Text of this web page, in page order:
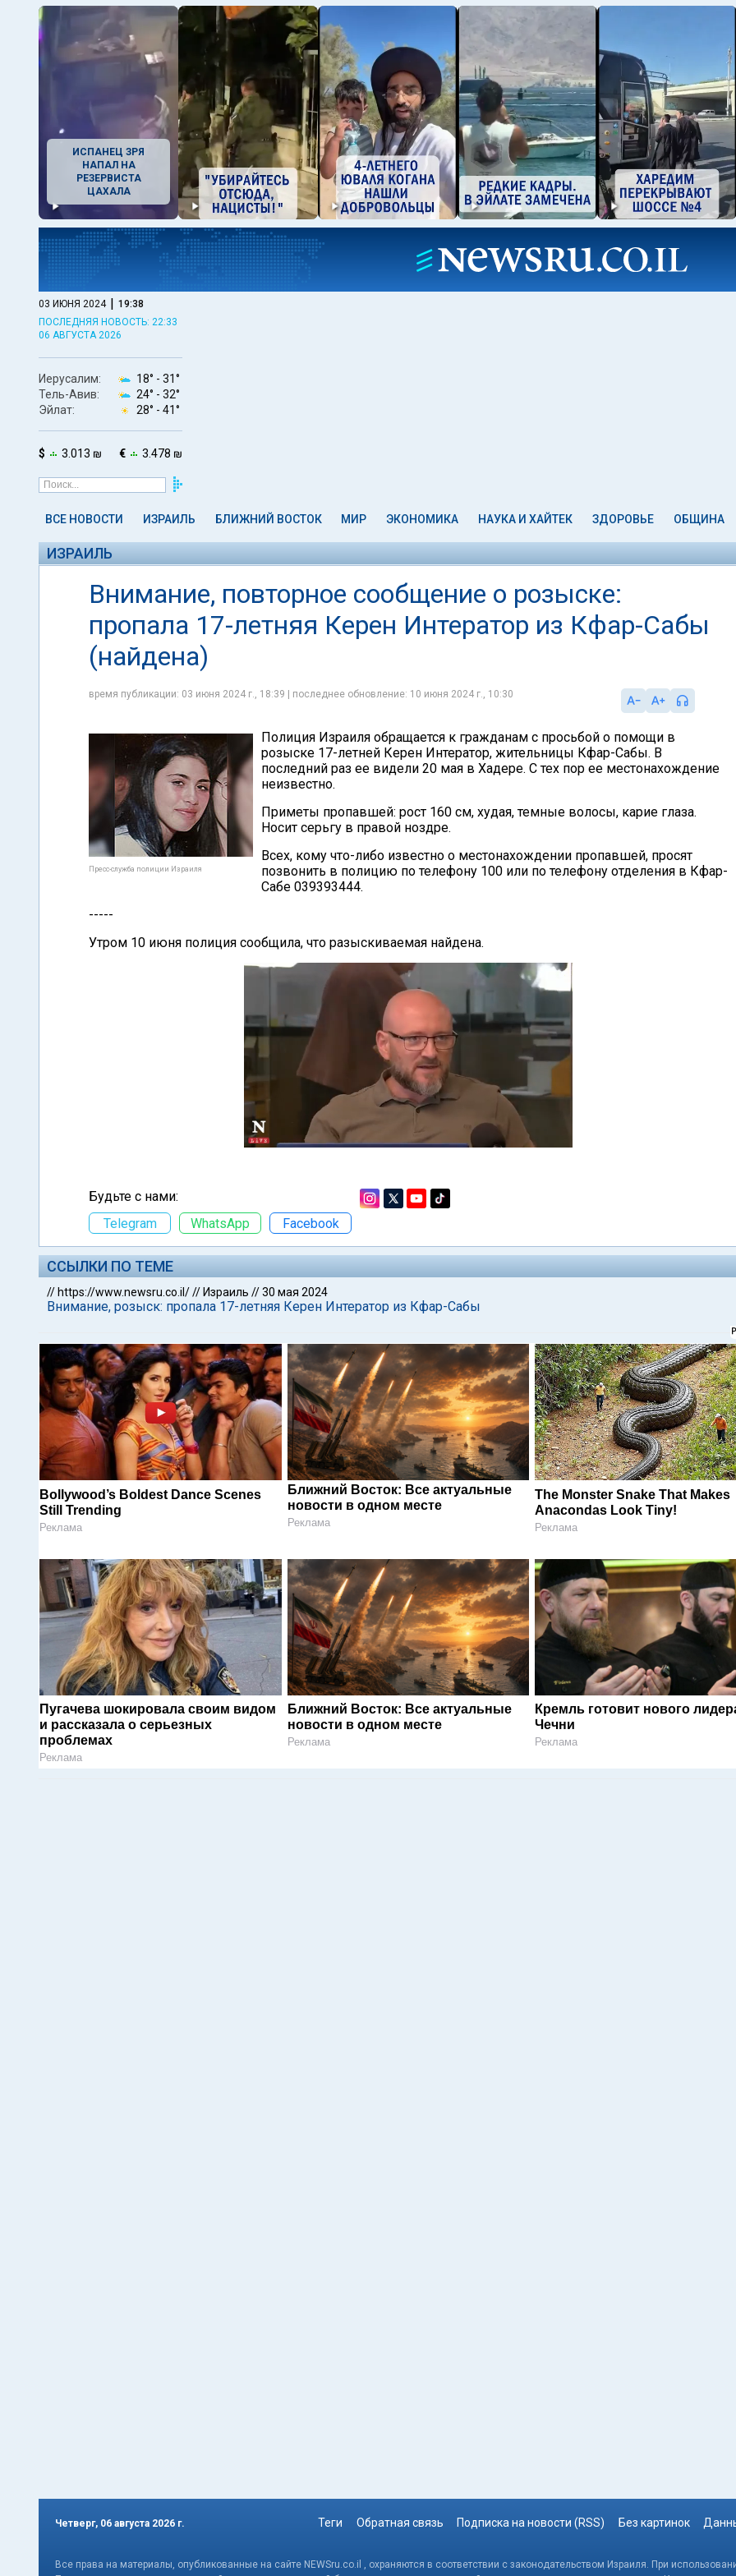
ИСПАНЕЦ ЗРЯ
НАПАЛ НА
РЕЗЕРВИСТА
ЦАХАЛА
03 ИЮНЯ 2024 | 19:38
ПОСЛЕДНЯЯ НОВОСТЬ: 22:33
06 АВГУСТА 2026
Иерусалим: 18° - 31°
Тель-Авив:
24° - 32°
Эйлат:
28° - 41°
$ 3.013 ₪ € 3.478 ₪
ВСЕ НОВОСТИ ИЗРАИЛЬ БЛИЖНИЙ ВОСТОК МИР ЭКОНОМИКА НАУКА И ХАЙТЕК ЗДОРОВЬЕ ОБЩИНА
ИЗРАИЛЬ
Внимание, повторное сообщение о розыске:
пропала 17-летняя Керен Интератор из Кфар-Сабы
(найдена)
время публикации: 03 июня 2024 г., 18:39 | последнее обновление: 10 июня 2024 г., 10:30
Пресс-служба полиции Израиля
Полиция Израиля обращается к гражданам с просьбой о помощи в
розыске 17-летней Керен Интератор, жительницы Кфар-Сабы. В
последний раз ее видели 20 мая в Хадере. С тех пор ее местонахождение
неизвестно.
Приметы пропавшей: рост 160 см, худая, темные волосы, карие глаза.
Носит серьгу в правой ноздре.
Всех, кому что-либо известно о местонахождении пропавшей, просят
позвонить в полицию по телефону 100 или по телефону отделения в Кфар-
Сабе 039393444.
-----
Утром 10 июня полиция сообщила, что разыскиваемая найдена.
Будьте с нами:
Telegram
WhatsApp Facebook
ССЫЛКИ ПО ТЕМЕ
// https://www.newsru.co.il/// Израиль //30 мая 2024
Внимание, розыск: пропала 17-летняя Керен Интератор из Кфар-Сабы
Bollywood’s Boldest Dance Scenes
Still Trending
Реклама
Ближний Восток: Все актуальные
новости в одном месте
Реклама
The Monster Snake That Makes
Anacondas Look Tiny!
Реклама
Пугачева шокировала своим видом
и рассказала о серьезных
проблемах
Реклама
Ближний Восток: Все актуальные
новости в одном месте
Реклама
Кремль готовит нового
Чечни
Реклама
Четверг, 06 августа 2026 г. Теги Обратная связь Подписка на новости (RSS) Без картинок
Все права на материалы, опубликованные на сайте NEWSru.co.il , охраняются в соответствии с законодательством Израиля. При